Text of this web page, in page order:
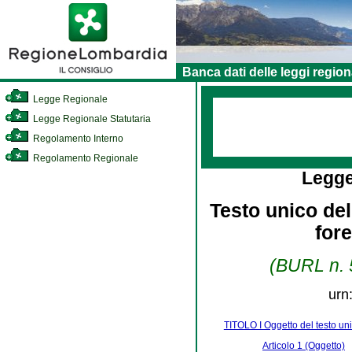
Banca dati delle leggi
Legge Regionale
Legge Regionale Statutaria
Regolamento Interno
Regolamento Regionale
Testo unico
(BURL n.
TITOLO I Oggetto del testo
Articolo 1 (Oggetto)